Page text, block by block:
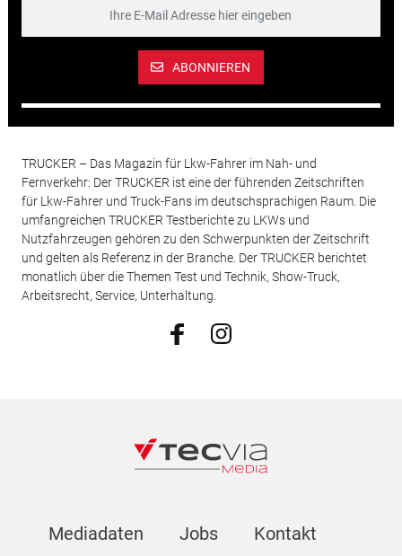
ABONNIEREN
TRUCKER – Das Magazin für Lkw-Fahrer im Nah- und
Fernverkehr: Der TRUCKER ist eine der führenden Zeitschriften
für Lkw-Fahrer und Truck-Fans im deutschsprachigen Raum. Die
umfangreichen TRUCKER Testberichte zu LKWs und
Nutzfahrzeugen gehören zu den Schwerpunkten der Zeitschrift
und gelten als Referenz in der Branche. Der TRUCKER berichtet
monatlich über die Themen Test und Technik, Show-Truck,
Arbeitsrecht, Service, Unterhaltung.
Mediadaten Jobs Kontakt